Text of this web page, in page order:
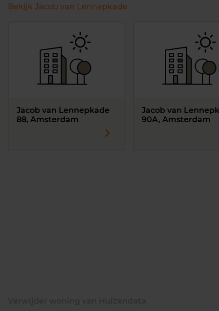
Bekijk Jacob van Lennepkade
Jacob van Lennepkade
88, Amsterdam
Jacob van
90A, Amsterdam